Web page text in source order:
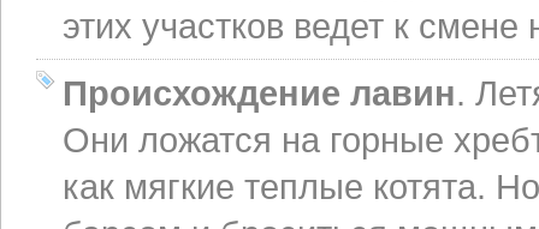
этих участков ведет к
Происхождение лавин.
Они ложатся на горные
как мягкие теплые котята.